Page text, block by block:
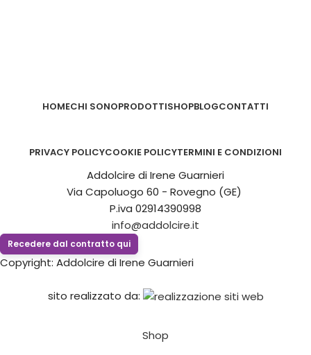
HOMECHI SONOPRODOTTISHOPBLOGCONTATTI
PRIVACY POLICYCOOKIE POLICYTERMINI E CONDIZIONI
Addolcire di Irene Guarnieri
Via Capoluogo 60 - Rovegno (GE)
P.iva 02914390998
info@addolcire.it
Recedere dal contratto qui
Copyright: Addolcire di Irene Guarnieri
sito realizzato da:
Shop